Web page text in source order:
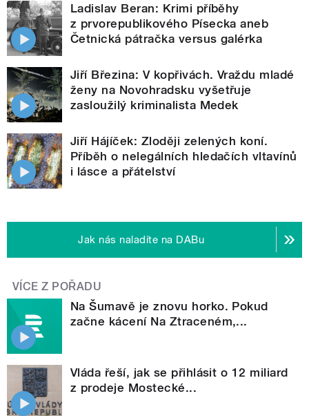
Ladislav Beran: Krimi příběhy
z prvorepublikového Písecka aneb
Četnická pátračka versus galérka
Jiří Březina: V kopřivách. Vraždu mladé
ženy na Novohradsku vyšetřuje
zasloužilý kriminalista Medek
Jiří Hájíček: Zloději zelených koní.
Příběh o nelegálních hledačích vltavínů
i lásce a přátelství
Jak nás naladíte na DABu
VÍCE Z POŘADU
Na Šumavě je znovu horko. Pokud
začne kácení Na Ztraceném,...
Vláda řeší, jak se přihlásit o 12 miliard
z prodeje Mostecké...